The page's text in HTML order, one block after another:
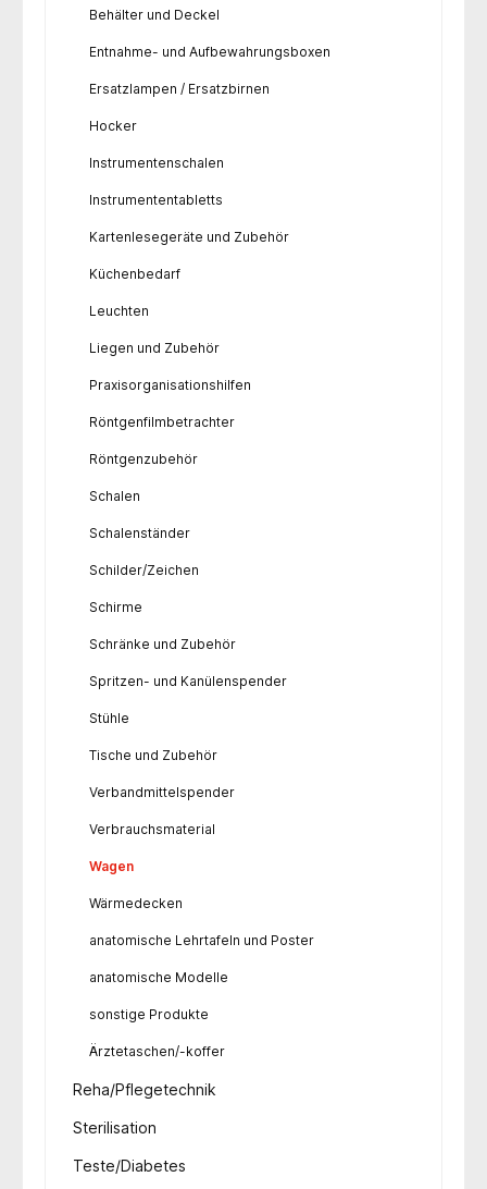
Behälter und Deckel
Entnahme- und Aufbewahrungsboxen
Ersatzlampen / Ersatzbirnen
Hocker
Instrumentenschalen
Instrumententabletts
Kartenlesegeräte und Zubehör
Küchenbedarf
Leuchten
Liegen und Zubehör
Praxisorganisationshilfen
Röntgenfilmbetrachter
Röntgenzubehör
Schalen
Schalenständer
Schilder/Zeichen
Schirme
Schränke und Zubehör
Spritzen- und Kanülenspender
Stühle
Tische und Zubehör
Verbandmittelspender
Verbrauchsmaterial
Wagen
Wärmedecken
anatomische Lehrtafeln und Poster
anatomische Modelle
sonstige Produkte
Ärztetaschen/-koffer
Reha/Pflegetechnik
Sterilisation
Teste/Diabetes